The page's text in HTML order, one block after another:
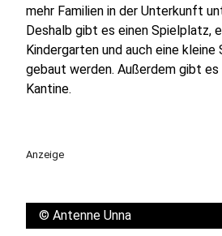
mehr Familien in der Unterkunft
Deshalb gibt es einen Spielplatz,
Kindergarten und auch eine
gebaut werden. Außerdem gibt es
Kantine.
Anzeige
© Antenne Unna